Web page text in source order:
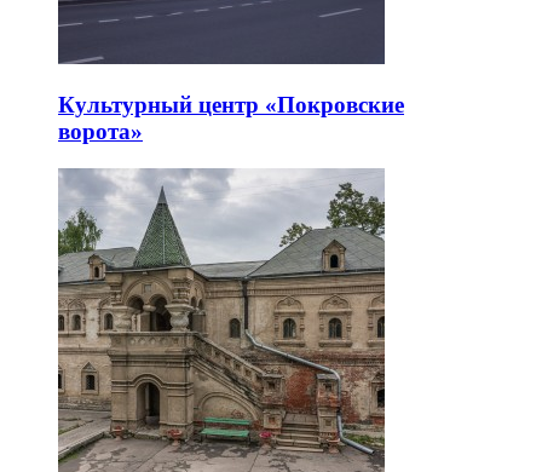
Культурный центр «Покровские
ворота»